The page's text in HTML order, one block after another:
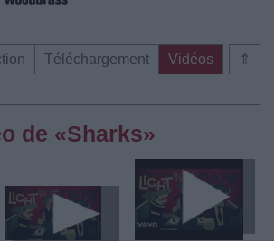
⇑
Téléchargement
Vidéos
de «Sharks»